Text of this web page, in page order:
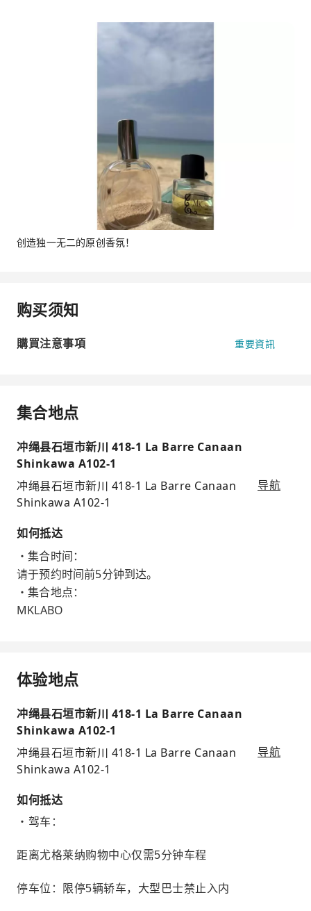
创造独一无二的原创香氛！
购买须知
購買注意事項 重要資訊
集合地点
冲绳县石垣市新川 418-1 La Barre Canaan
Shinkawa A102-1
冲绳县石垣市新川 418-1 La Barre Canaan
Shinkawa A102-1
导航
如何抵达
・集合时间：
请于预约时间前5分钟到达。
・集合地点：
MKLABO
体验地点
冲绳县石垣市新川 418-1 La Barre Canaan
Shinkawa A102-1
冲绳县石垣市新川 418-1 La Barre Canaan
Shinkawa A102-1
导航
如何抵达
・驾车：
距离尤格莱纳购物中心仅需5分钟车程
停车位：限停5辆轿车，大型巴士禁止入内